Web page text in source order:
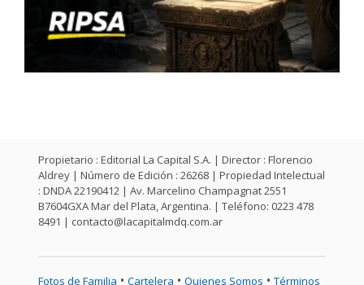
Propietario : Editorial La Capital S.A. | Director : Florencio
Aldrey | Número de Edición : 26268 | Propiedad Intelectual
: DNDA 22190412 | Av. Marcelino Champagnat 2551
B7604GXA Mar del Plata, Argentina. | Teléfono: 0223 478
8491 | contacto@lacapitalmdq.com.ar
Fotos de Familia • Cartelera • Quienes Somos • Términos